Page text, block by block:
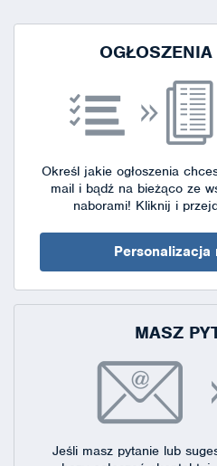
Określ jakie ogłoszenia
mail i bądź na bieżąco ze
naborami! Kliknij i
Personalizacja
MASZ
Jeśli masz pytanie lub